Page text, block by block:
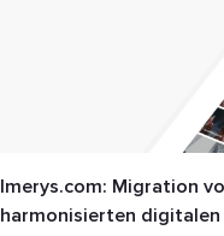
Imerys.com: Migration
harmonisierten digitalen